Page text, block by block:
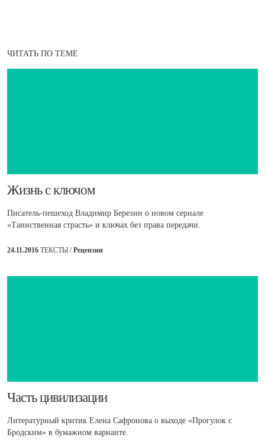
ЧИТАТЬ ПО ТЕМЕ
Жизнь с ключом
Писатель-пешеход Владимир Березин о новом сериале
«Таинственная страсть» и ключах без права передачи.
24.11.2016 ТЕКСТЫ /Рецензии
​Часть цивилизации
Литературный критик Елена Сафронова о выходе «Прогулок с
Бродским» в бумажном варианте.